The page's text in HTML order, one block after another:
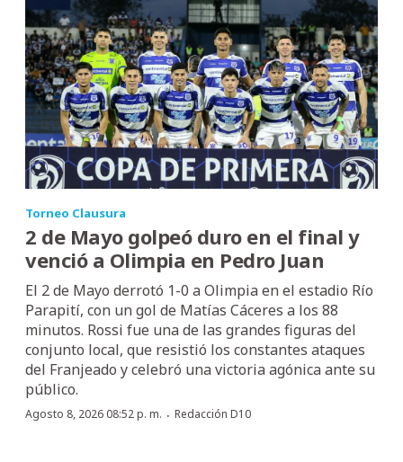
Torneo Clausura
2 de Mayo golpeó duro en el final y
venció a Olimpia en Pedro Juan
El 2 de Mayo derrotó 1-0 a Olimpia en el estadio Río
Parapití, con un gol de Matías Cáceres a los 88
minutos. Rossi fue una de las grandes figuras del
conjunto local, que resistió los constantes ataques
del Franjeado y celebró una victoria agónica ante su
público.
Agosto 8, 2026 08:52 p. m. · Redacción D10